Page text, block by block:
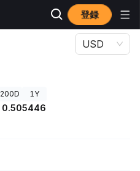
登録
USD
200D 1Y
0.505446